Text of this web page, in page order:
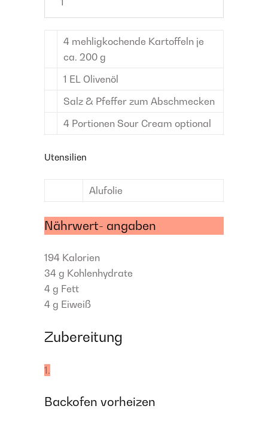
4 mehligkochende Kartoffeln je
ca. 200 g
1 EL Olivenöl
Salz & Pfeffer zum Abschmecken
4 Portionen Sour Cream optional
Utensilien
Alufolie
Nährwert- angaben
194 Kalorien
34 g Kohlenhydrate
4 g Fett
4 g Eiweiß
Zubereitung
1.
Backofen vorheizen